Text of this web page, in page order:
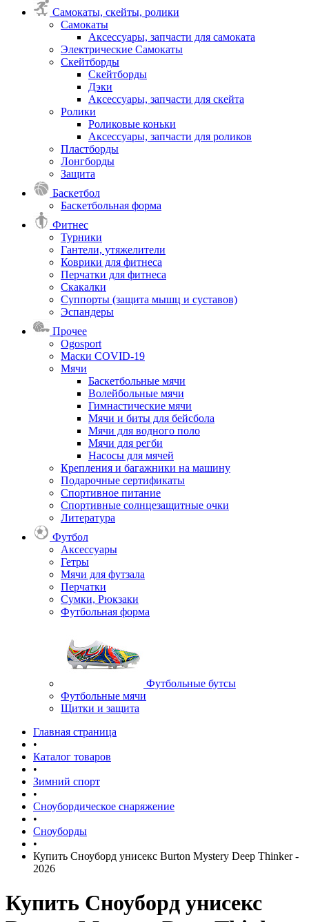
Самокаты, скейты, ролики
Самокаты
Аксессуары, запчасти для самоката
Электрические Самокаты
Скейтборды
Скейтборды
Дэки
Аксессуары, запчасти для скейта
Ролики
Роликовые коньки
Аксессуары, запчасти для роликов
Пластборды
Лонгборды
Защита
Баскетбол
Баскетбольная форма
Фитнес
Турники
Гантели, утяжелители
Коврики для фитнеса
Перчатки для фитнеса
Скакалки
Суппорты (защита мышц и суставов)
Эспандеры
Прочее
Ogosport
Маски COVID-19
Мячи
Баскетбольные мячи
Волейбольные мячи
Гимнастические мячи
Мячи и биты для бейсбола
Мячи для водного поло
Мячи для регби
Насосы для мячей
Крепления и багажники на машину
Подарочные сертификаты
Спортивное питание
Спортивные солнцезащитные очки
Литература
Футбол
Аксессуары
Гетры
Мячи для футзала
Перчатки
Сумки, Рюкзаки
Футбольная форма
Футбольные бутсы
Футбольные мячи
Щитки и защита
Главная страница
•
Каталог товаров
•
Зимний спорт
•
Сноубордическое снаряжение
•
Сноуборды
•
Купить Cноуборд унисекс Burton Mystery Deep Thinker -
2026
Купить Cноуборд унисекс